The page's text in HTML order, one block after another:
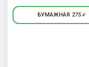
БУМАЖНАЯ 275 ₽